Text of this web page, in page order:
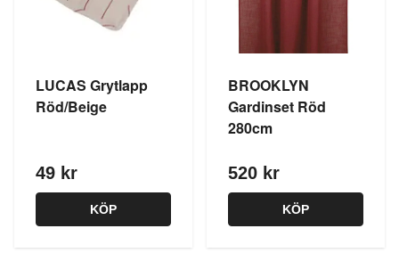
LUCAS Grytlapp
Röd/Beige
49 kr
KÖP
BROOKLYN
Gardinset Röd
280cm
520 kr
KÖP